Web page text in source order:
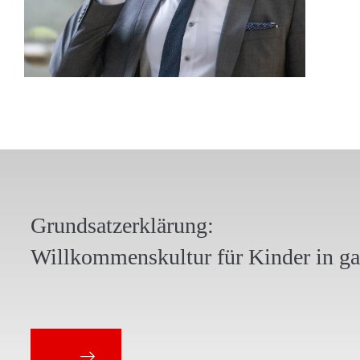
Grundsatzerklärung:
Willkommenskultur für Kinder in